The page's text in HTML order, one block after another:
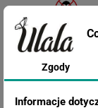
Cena
Zgody
Informacje